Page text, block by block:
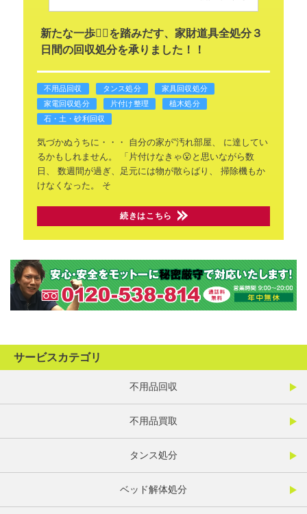
新たな一歩🚶‍♂️を踏みだす、家財道具全処分３
日間の回収処分を承りました！！
不用品回収 タンス処分
家具回収処分
家電回収処分
片付け整理
植木処分
石・土・砂利回収
気づかぬうちに・・・ 自分の家が“汚れ部屋、
に達してい
るかもしれません。
「片付けなきゃ😮と思いながら数
日、
数週間が過ぎ、足元には物が散らばり、
掃除機もか
けなくなった。
そ
続きはこちら
サービスカテゴリ
不用品回収
不用品買取
タンス処分
ベッド解体処分